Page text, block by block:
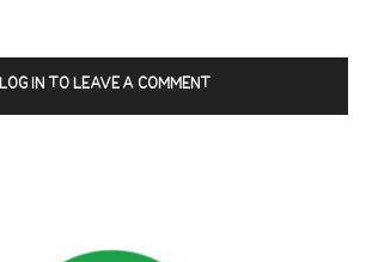
LOG IN TO LEAVE A COMMENT